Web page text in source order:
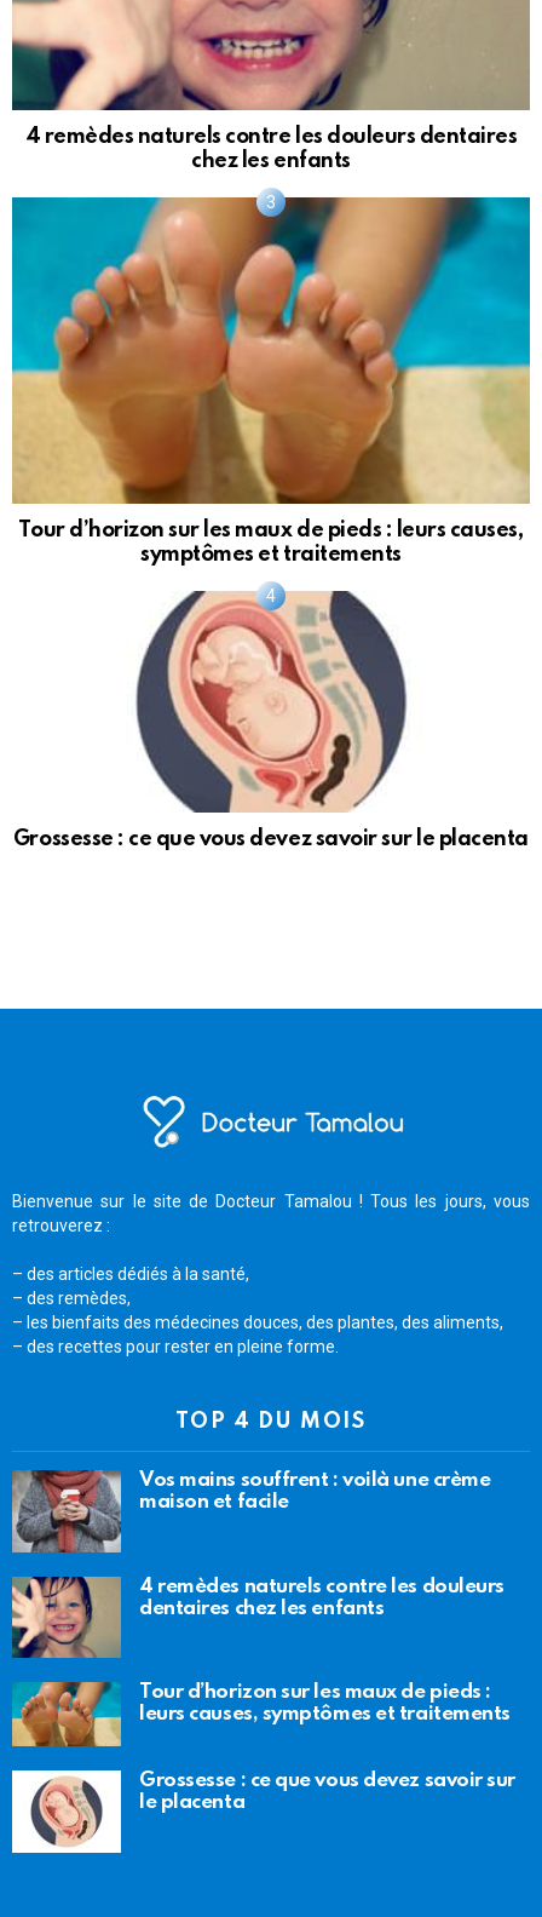
4 remèdes naturels contre les douleurs dentaires
chez les enfants
Tour d’horizon sur les maux de pieds : leurs causes,
symptômes et traitements
Grossesse : ce que vous devez savoir sur le placenta
Bienvenue sur le site de Docteur Tamalou ! Tous les jours, vous
retrouverez :
– des articles dédiés à la santé,
– des remèdes,
– les bienfaits des médecines douces, des plantes, des aliments,
– des recettes pour rester en pleine forme.
TOP 4 DU MOIS
Vos mains souffrent : voilà une crème
maison et facile
4 remèdes naturels contre les douleurs
dentaires chez les enfants
Tour d’horizon sur les maux de pieds :
leurs causes, symptômes et traitements
Grossesse : ce que vous devez savoir sur
le placenta